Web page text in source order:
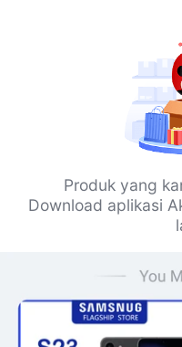
Produk yang
Download aplikasi